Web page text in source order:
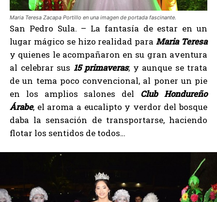
Maria Teresa Zacapa Portillo en una imagen de portada fascinante.
San Pedro Sula. – La fantasía de estar en un
lugar mágico se hizo realidad paraMaria Teresa
y quienes le acompañaron en su gran aventura
al celebrar sus 15 primaveras; y aunque se trata
de un tema poco convencional, al poner un pie
en los amplios salones del Club Hondureño
Árabe, el aroma a eucalipto y verdor del bosque
daba la sensación de transportarse, haciendo
flotar los sentidos de todos…